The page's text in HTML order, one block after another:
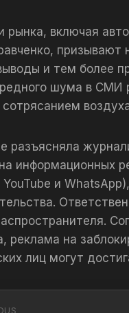
рынка, включая
призывают
и тем более
шума в СМИ
разъясняла
информационных
YouTube и
реклама на
лиц могут